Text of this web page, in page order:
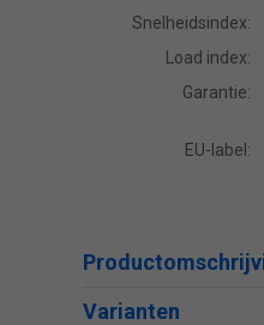
Snelheidsindex:
Load index:
Garantie:
EU-label:
Varianten